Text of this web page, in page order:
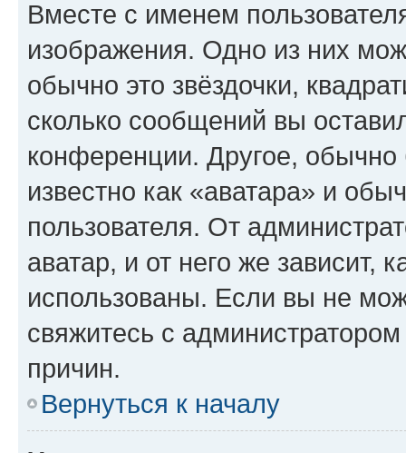
Вместе с именем
изображения. Одно из них
обычно это звёздочки,
сколько сообщений вы
конференции. Другое,
известно как «аватара» и
пользователя. От
аватар, и от него же зависит,
использованы. Если вы не
свяжитесь с
причин.
Вернуться к началу